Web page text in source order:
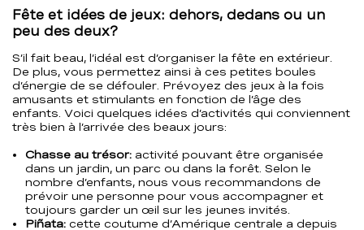
Fête et idées de jeux: dehors, dedans ou un
peu des deux?
S’il fait beau, l’idéal est d’organiser la fête en extérieur.
De plus, vous permettez ainsi à ces petites boules
d’énergie de se défouler. Prévoyez des jeux à la fois
amusants et stimulants en fonction de l’âge des
enfants. Voici quelques idées d’activités qui conviennent
très bien à l’arrivée des beaux jours:
Chasse au trésor: activité pouvant être organisée
dans un jardin, un parc ou dans la forêt. Selon le
nombre d’enfants, nous vous recommandons de
prévoir une personne pour vous accompagner et
toujours garder un œil sur les jeunes invités.
Piñata: cette coutume d’Amérique centrale a depuis